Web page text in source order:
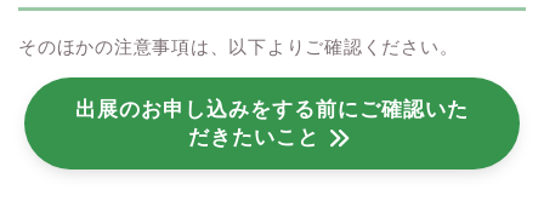
そのほかの注意事項は、以下よりご確認ください。
出展のお申し込みをする前にご確認いた
だきたいこと